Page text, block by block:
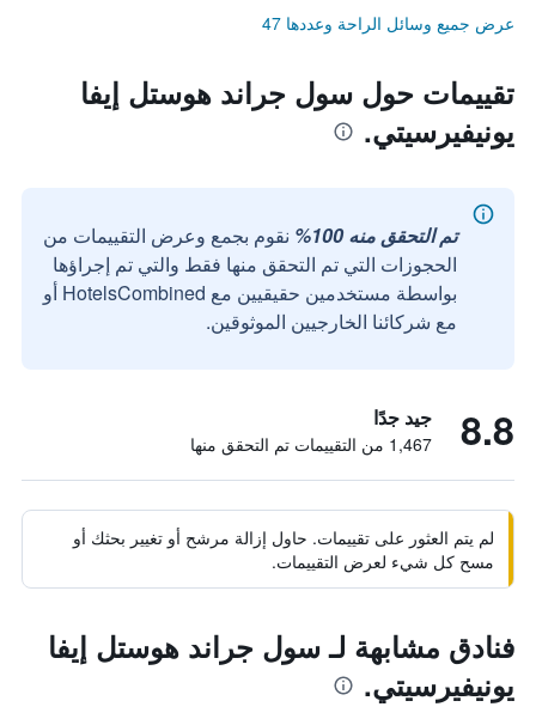
عرض جميع وسائل الراحة وعددها 47
تقييمات حول سول جراند هوستل إيفا
يونيفيرسيتي.
تم التحقق منه 100%
نقوم بجمع وعرض التقييمات من
الحجوزات التي تم التحقق منها فقط والتي تم إجراؤها
بواسطة مستخدمين حقيقيين مع HotelsCombined أو
مع شركائنا الخارجيين الموثوقين.
8.8 جيد جدًا
1,467 من التقييمات تم التحقق منها
لم يتم العثور على تقييمات. حاول إزالة مرشح أو تغيير بحثك أو
مسح كل شيء لعرض التقييمات.
فنادق مشابهة لـ سول جراند هوستل إيفا
يونيفيرسيتي.